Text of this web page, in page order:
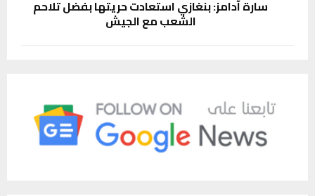
سارة آدامز: بنغازي استعادت حريتها بفضل تلاحم
الشعب مع الجيش